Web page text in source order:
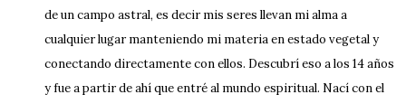
de un campo astral, es decir mis seres llevan mi alma a
cualquier lugar manteniendo mi materia en estado vegetal y
conectando directamente con ellos. Descubrí eso a los 14 años
y fue a partir de ahí que entré al mundo espiritual. Nací con el